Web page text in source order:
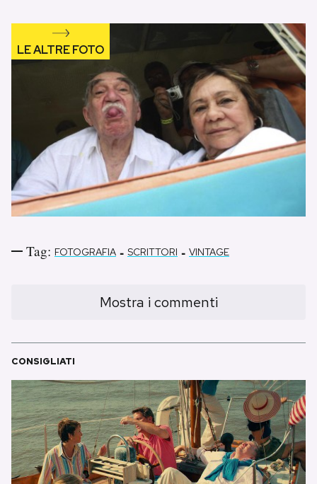
Tag: FOTOGRAFIA - SCRITTORI - VINTAGE
Mostra i commenti
CONSIGLIATI